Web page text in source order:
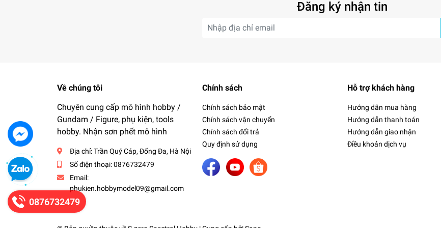
Đăng ký nhận tin
Về chúng tôi
Chuyên cung cấp mô hình hobby /
Gundam / Figure, phụ kiện, tools
hobby. Nhận sơn phết mô hình
Địa chỉ:Trần Quý Cáp, Đống Đa, Hà Nội
Số điện thoại:0876732479
Email:
phukien.hobbymodel09@gmail.com
Chính sách
Chính sách bảo mật
Chính sách vận chuyển
Chính sách đổi trả
Quy định sử dụng
Hỗ trợ khách hàng
Hướng dẫn mua hàng
Hướng dẫn thanh toán
Hướng dẫn giao nhận
Điều khoản dịch vụ
0876732479